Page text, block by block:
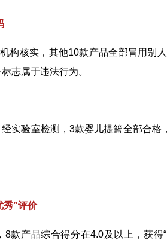
构核实，其他10款产品全部冒用别
志属于违法行为。
实验室检测，3款婴儿提篮全部合格
秀”评价
款产品综合得分在4.0及以上，获得